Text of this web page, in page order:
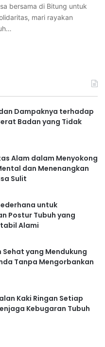
bersama di Bitung untuk
mari rayakan
Dampaknya terhadap
Badan yang Tidak
Alam dalam Menyokong
dan Menenangkan
Sulit
untuk
Postur Tubuh yang
Alami
Sehat yang Mendukung
Tanpa Mengorbankan
Kaki Ringan Setiap
Kebugaran Tubuh